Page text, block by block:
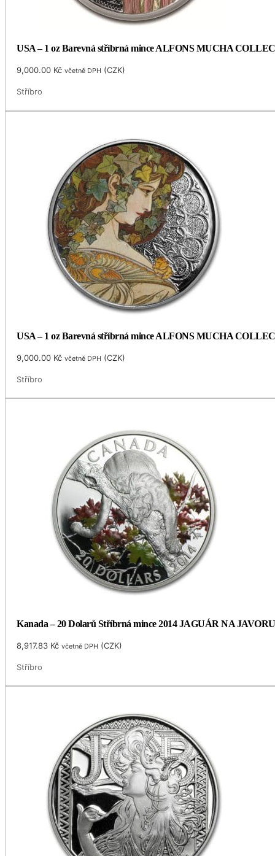
USA – 1 oz Barevná stříbrná mince ALFONS MUCHA
9,000.00 Kč včetně DPH (CZK)
Stříbro
USA – 1 oz Barevná stříbrná mince ALFONS MUCHA
9,000.00 Kč včetně DPH (CZK)
Stříbro
Kanada – 20 Dolarů Stříbrná mince 2014 JAGUÁR NA
8,917.83 Kč včetně DPH (CZK)
Stříbro